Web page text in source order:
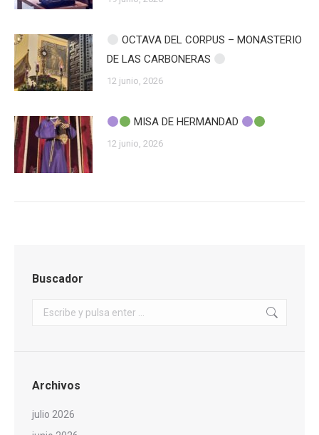
OCTAVA DEL CORPUS – MONASTERIO
DE LAS CARBONERAS
12 junio, 2026
MISA DE HERMANDAD
12 junio, 2026
Buscador
Buscar:
Archivos
julio 2026